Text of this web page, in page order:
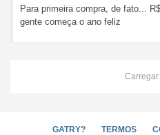
Para primeira compra, de fato...
gente começa o ano feliz
Carregar
GATRY? TERMOS